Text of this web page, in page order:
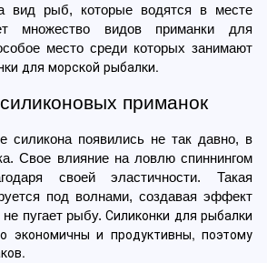
вид рыб, которые водятся в месте
множество видов приманки для
для морской рыбалки.
приманок
силикона появились не так давно, в
Свое влияние на ловлю спиннингом
своей эластичности. Такая
под волнами, создавая эффект
не пугает рыбу. Силиконки для рыбалки
экономичны и продуктивны, поэтому